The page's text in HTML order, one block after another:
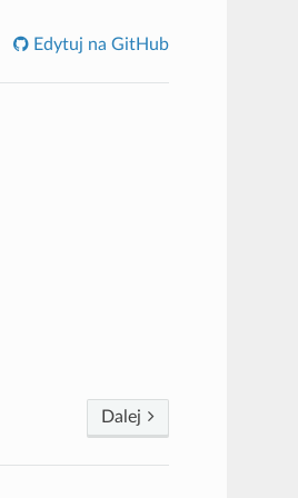
Edytuj na GitHub
Dalej